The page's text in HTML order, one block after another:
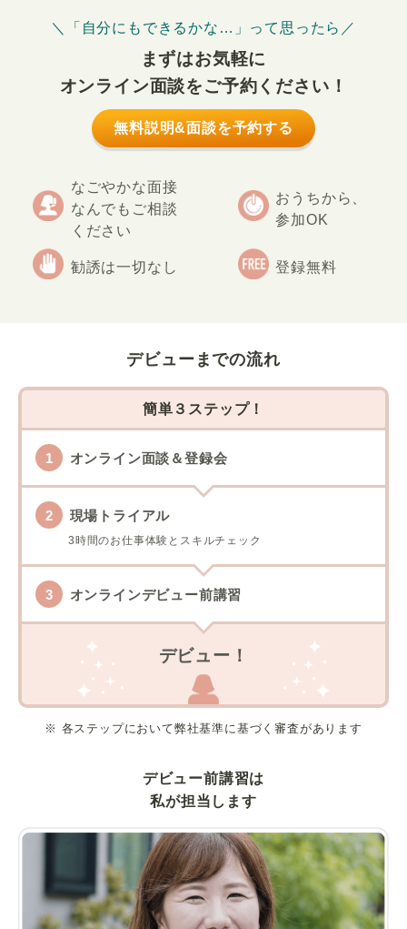
＼「自分にもできるかな…」って思ったら／
まずはお気軽に
オンライン面談をご予約ください！
無料説明&面談を予約する
なごやかな面接
なんでもご相談
ください
おうちから、
参加OK
勧誘は一切なし 登録無料
デビューまでの流れ
簡単３ステップ！
オンライン面談＆登録会
現場トライアル
3時間のお仕事体験とスキルチェック
オンラインデビュー前講習
デビュー！
※ 各ステップにおいて弊社基準に基づく審査があります
デビュー前講習は
私が担当します